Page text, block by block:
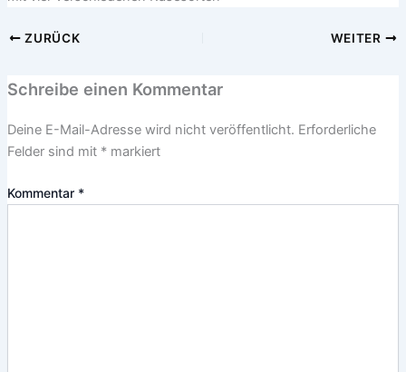
ZURÜCK WEITER
Schreibe einen Kommentar
Deine E-Mail-Adresse wird nicht veröffentlicht. Erforderliche
Felder sind mit *markiert
Kommentar *